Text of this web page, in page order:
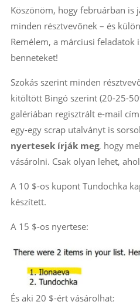
Köszönöm, hogy februárban is
minden résztvevőnek – és
Remélem, a márciusi feladatok
benneteket!
Szokás szerint minden
kitöltött Bingó szerint (20-25-
galériában regisztrált e-mail
egy-egy scrap utalványt is
nyertesek írják meg, hogy
vásárolni. Csak olyan lehet,
A 10 $-os kupont Tundochka
készített.
A 15 $-os nyertese:
És aki 20 $-ért vásárolhat: